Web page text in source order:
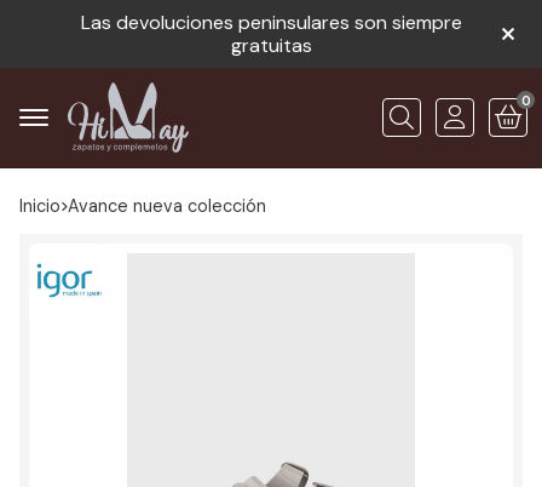
Las devoluciones peninsulares son siempre
gratuitas
Buscar
0
Inicio avance nueva colección